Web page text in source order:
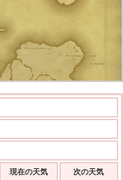
現在の天気 次の天気